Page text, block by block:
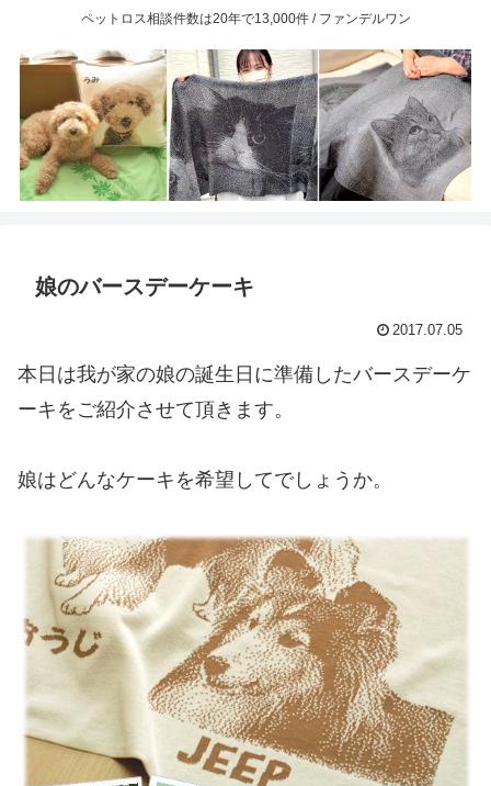
ペットロス相談件数は20年で13,000件 / ファンデルワン
娘のバースデーケーキ
2017.07.05
本日は我が家の娘の誕生日に準備したバースデーケ
ーキをご紹介させて頂きます。
娘はどんなケーキを希望してでしょうか。